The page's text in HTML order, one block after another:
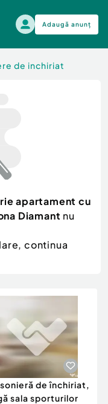
Adaugă anunț
de inchiriat
apartament cu
Diamant nu
continua
de închiriat,
sala sporturilor